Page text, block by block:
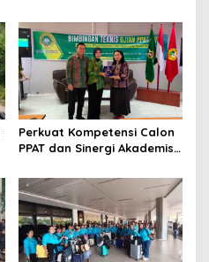
Perkuat Kompetensi Calon
PPAT dan Sinergi Akademis,
Bimtek Ujian PPAT 2026